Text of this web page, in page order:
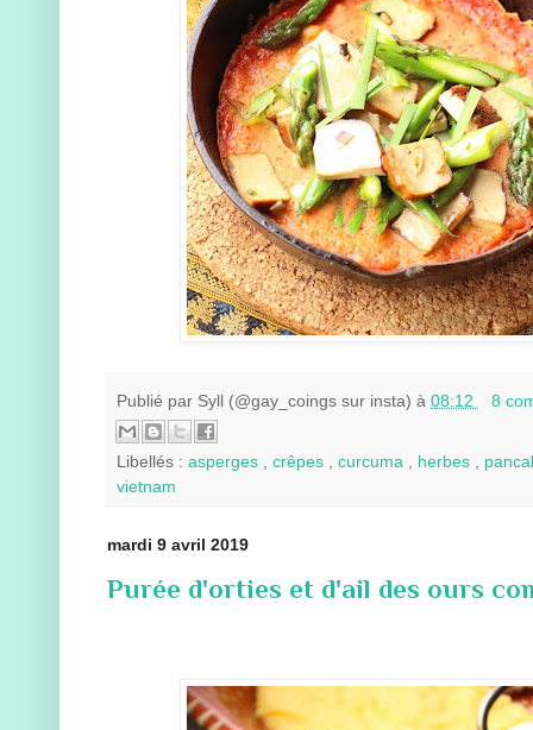
Publié par Syll (@gay_coings sur insta) à 08:12 8
Libellés : asperges crêpes curcuma herbes
vietnam
mardi 9 avril 2019
Purée d'orties et d'ail des ours